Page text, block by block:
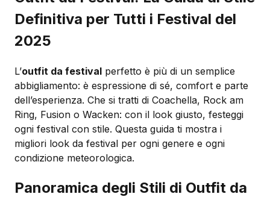
Definitiva per Tutti i Festival del
2025
L’outfit da festival perfetto è più di un semplice
abbigliamento: è espressione di sé, comfort e parte
dell’esperienza. Che si tratti di Coachella, Rock am
Ring, Fusion o Wacken: con il look giusto, festeggi
ogni festival con stile. Questa guida ti mostra i
migliori look da festival per ogni genere e ogni
condizione meteorologica.
Panoramica degli Stili di Outfit da